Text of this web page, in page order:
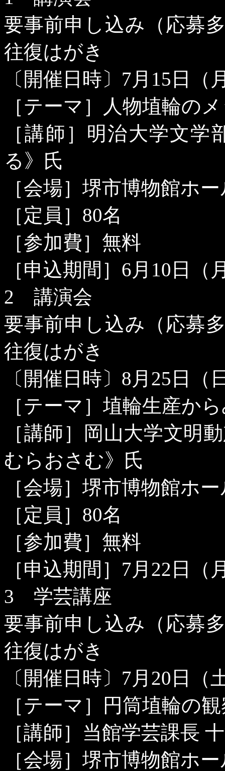
要事前申し込み（応募
往復はがき
〔開催日時〕 7月 15 日（
［テーマ］人物埴輪の
［講師］明治大学文
る》氏
［会場］堺市博物館ホ
［定員］ 80名
［参加費］無料
［申込期間］ 6月 10 日（
2 講演会
要事前申し込み（応募
往復はがき
〔開催日時〕 8 月 25 日（
［テーマ］埴輪生産か
［講師］岡山大学文明
むらおさむ》氏
［会場］堺市博物館ホ
［定員］ 80名
［参加費］無料
［申込期間］ 7月 22 日（
3 学芸講座
要事前申し込み（応募
往復はがき
〔開催日時〕 7月 20 日（
［テーマ］円筒埴輪の
［講師］当館学芸課長
［会場］堺市博物館ホ